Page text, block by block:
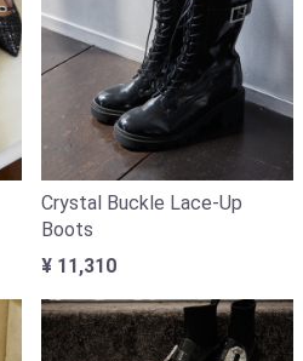
Crystal Buckle Lace-Up
Boots
¥ 11,310